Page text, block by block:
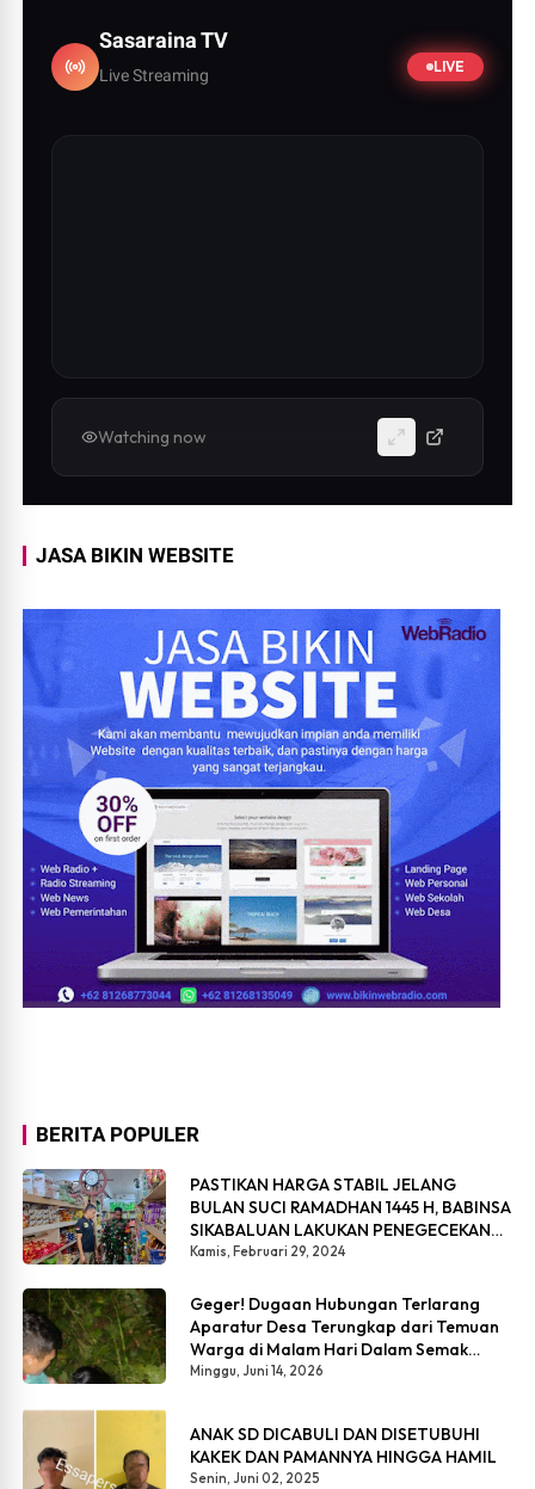
Sasaraina TV
Live Streaming LIVE
Watching now
JASA BIKIN WEBSITE
BERITA POPULER
PASTIKAN HARGA STABIL JELANG
BULAN SUCI RAMADHAN 1445 H, BABINSA
SIKABALUAN LAKUKAN PENEGECEKAN
HARGA SEMBAKO
Kamis, Februari 29, 2024
Geger! Dugaan Hubungan Terlarang
Aparatur Desa Terungkap dari Temuan
Warga di Malam Hari Dalam Semak
Belukar
Minggu, Juni 14, 2026
ANAK SD DICABULI DAN DISETUBUHI
KAKEK DAN PAMANNYA HINGGA HAMIL
Senin, Juni 02, 2025